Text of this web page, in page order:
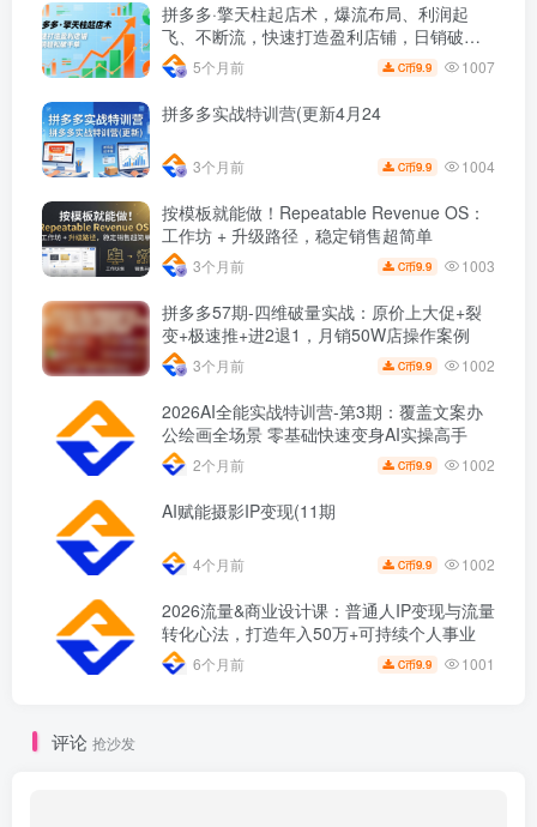
拼多多·擎天柱起店术，爆流布局、利润起
飞、不断流，快速打造盈利店铺，日销破千
单(更新5个月前 C币9.9 1007
拼多多实战特训营(更新4月24
3个月前 C币9.9 1004
按模板就能做！Repeatable Revenue OS：
工作坊 + 升级路径，稳定销售超简单
3个月前 C币9.9 1003
拼多多57期-四维破量实战：原价上大促+裂
变+极速推+进2退1，月销50W店操作案例
3个月前 C币9.9 1002
2026AI全能实战特训营-第3期：覆盖文案办
公绘画全场景 零基础快速变身AI实操高手
2个月前 C币9.9 1002
AI赋能摄影IP变现(11期
4个月前 C币9.9 1002
2026流量&商业设计课：普通人IP变现与流量
转化心法，打造年入50万+可持续个人事业
6个月前 C币9.9 1001
评论 抢沙发